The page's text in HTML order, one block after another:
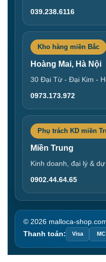
039.238.6116
Kho hàng miền Bắc
Hoàng Mai, Hà Nội
30 Đại Từ - Đại Kim -
0973.173.972
Phụ trách KD miền
Miền Trung
Kinh doanh, đại lý &
0902.44.64.65
© 2026 malloca-
Thanh toán:
Visa MC